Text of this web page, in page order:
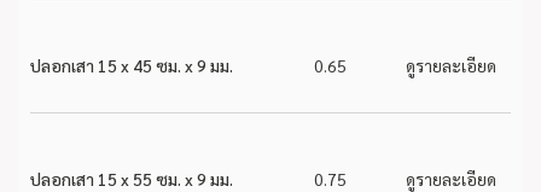
ปลอกเสา 15 x 45 ซม. x 9 มม. 0.65 ดูรายละเอียด
ปลอกเสา 15 x 55 ซม. x 9 มม. 0.75 ดูรายละเอียด